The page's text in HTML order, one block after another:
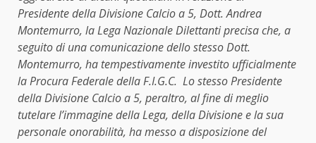
Presidente della Divisione Calcio a 5, Dott. Andrea
Montemurro, la Lega Nazionale Dilettanti precisa che, a
seguito di una comunicazione dello stesso Dott.
Montemurro, ha tempestivamente investito ufficialmente
la Procura Federale della F.I.G.C. Lo stesso Presidente
della Divisione Calcio a 5, peraltro, al fine di meglio
tutelare l’immagine della Lega, della Divisione e la sua
personale onorabilità, ha messo a disposizione del